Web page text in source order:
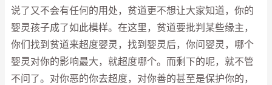
说了又不会有任何的用处，贫道更不想让大家知道，你的
婴灵孩子成了如此模样。在这里，贫道要批判某些缘主，
你们找到贫道来超度婴灵，找到婴灵后，你问婴灵，哪个
婴灵对你的影响最大，就超度哪个。而剩下的呢，就不管
不问了。对你恶的你去超度，对你善的甚至是保护你的，